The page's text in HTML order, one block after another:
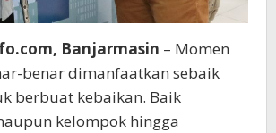
Banjarmasin – Momen
benar dimanfaatkan sebaik
berbuat kebaikan. Baik
kelompok hingga